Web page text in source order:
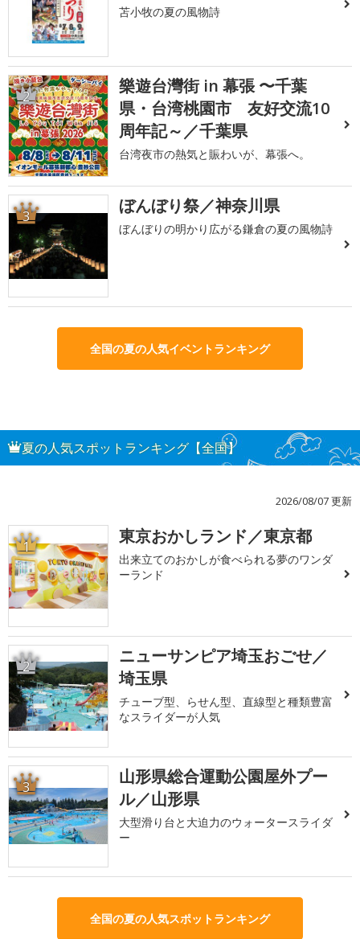
苫小牧の夏の風物詩
2
樂遊台灣街 in 幕張 〜千葉
県・台湾桃園市 友好交流10
周年記～／千葉県
台湾夜市の熱気と賑わいが、幕張へ。
3 ぼんぼり祭／神奈川県
ぼんぼりの明かり広がる鎌倉の夏の風物詩
全国の夏の人気イベントランキング
夏の人気スポットランキング【全国】
2026/08/07 更新
1 東京おかしランド／東京都
出来立てのおかしが食べられる夢のワンダ
ーランド
2
ニューサンピア埼玉おごせ／
埼玉県
チューブ型、らせん型、直線型と種類豊富
なスライダーが人気
3
山形県総合運動公園屋外プー
ル／山形県
大型滑り台と大迫力のウォータースライダ
ー
全国の夏の人気スポットランキング